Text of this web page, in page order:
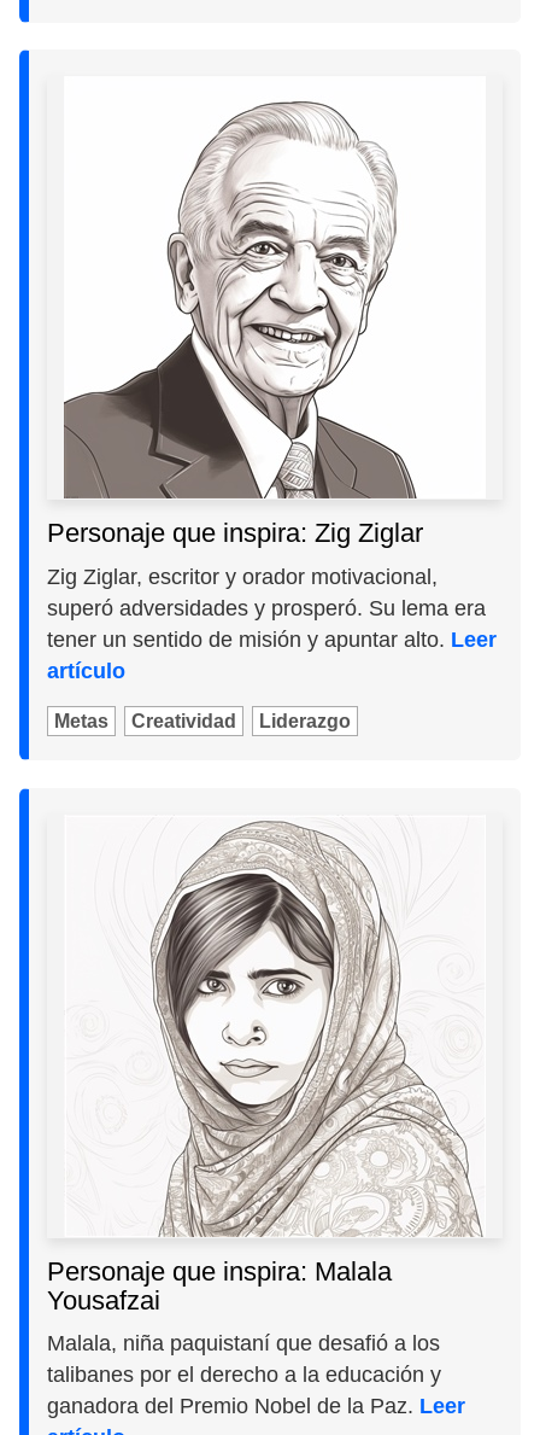
Personaje que inspira: Zig Ziglar
Zig Ziglar, escritor y orador motivacional,
superó adversidades y prosperó. Su lema era
tener un sentido de misión y apuntar alto. Leer
artículo
Metas Creatividad Liderazgo
Personaje que inspira: Malala
Yousafzai
Malala, niña paquistaní que desafió a los
talibanes por el derecho a la educación y
ganadora del Premio Nobel de la Paz. Leer